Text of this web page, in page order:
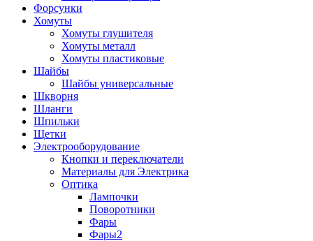
Форсунки
Хомуты
Хомуты глушителя
Хомуты металл
Хомуты пластиковые
Шайбы
Шайбы универсальные
Шкворня
Шланги
Шпильки
Щетки
Электрооборудование
Кнопки и переключатели
Материалы для Электрика
Оптика
Лампочки
Поворотники
Фары
Фары2